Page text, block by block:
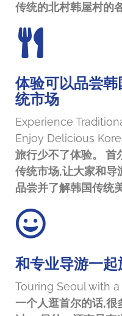
传统的北村韩屋村的
体验可以品尝
统市场
Experience
Enjoy Delicious
旅行少不了体验。 首
传统市场,让大家和导
品尝并了解韩国传统
和专业导游一
Touring Seoul with
一个人逛首尔的话,很